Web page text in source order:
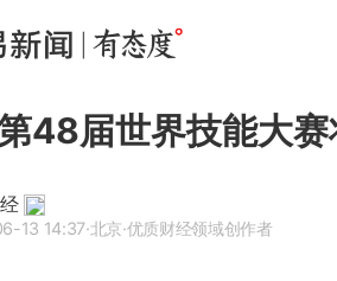
48届世界技能大
13 14:37·北京·优质财经领域创作者